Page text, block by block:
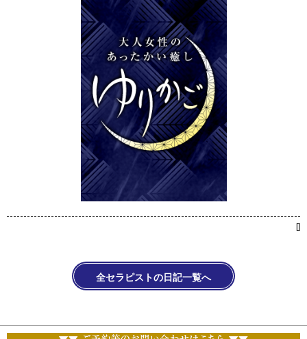
[]
全セラピストの日記一覧へ